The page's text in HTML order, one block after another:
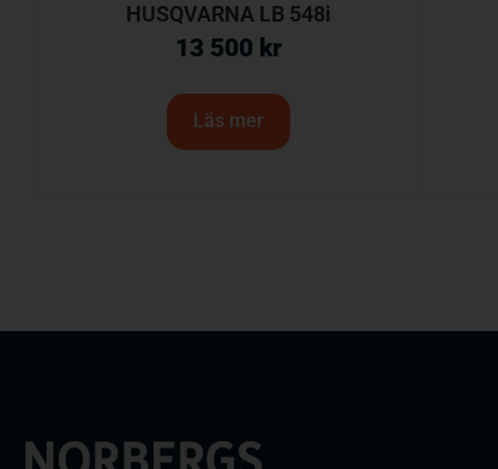
HUSQVARNA LB 548i
13 500 kr
Läs mer